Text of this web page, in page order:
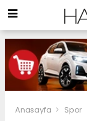
Anasayfa Spor